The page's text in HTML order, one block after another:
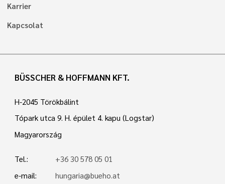
Karrier
Kapcsolat
BÜSSCHER & HOFFMANN KFT.
H-2045 Törökbálint
Tópark utca 9. H. épület 4. kapu (Logstar)
Magyarország
Tel.:
+36 30 578 05 01
e-mail:
hungaria@bueho.at